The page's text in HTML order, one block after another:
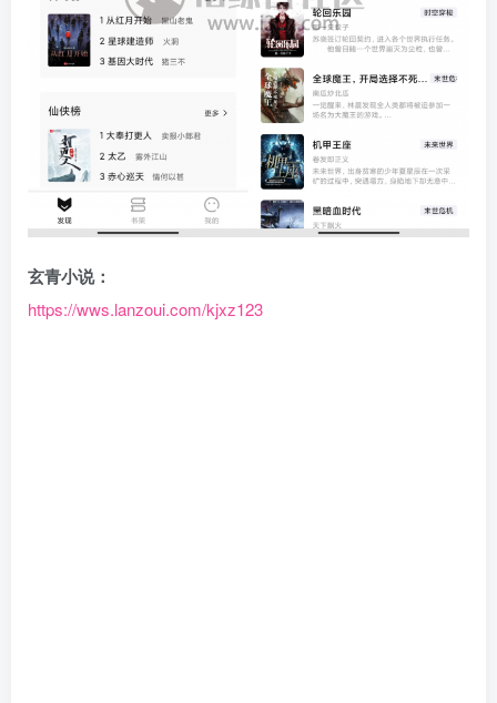
玄青小说：
https://wws.lanzoui.com/kjxz123